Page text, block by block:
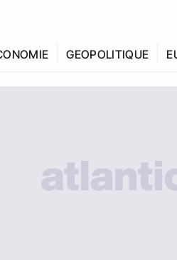
GEOPOLITIQUE